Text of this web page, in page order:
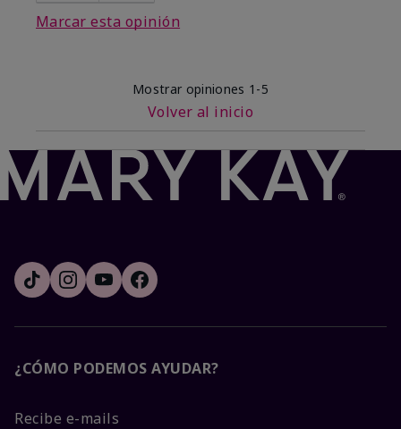
Marcar esta opinión
Mostrar opiniones 1-5
Volver al inicio
¿CÓMO PODEMOS AYUDAR?
Recibe e-mails